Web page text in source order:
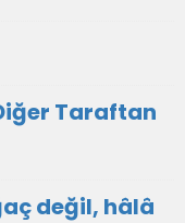
Taraftan
değil, hâlâ